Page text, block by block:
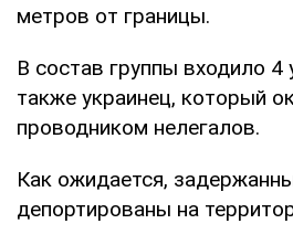
метров от границы.
В состав группы входило 4
также украинец, который
проводником нелегалов.
Как ожидается,
депортированы на